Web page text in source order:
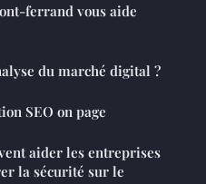
ferrand vous aide
du marché digital ?
SEO on page
aider les entreprises
la sécurité sur le